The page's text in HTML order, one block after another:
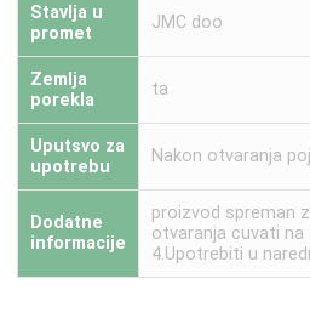
Stavlja u
promet
JMC doo
Zemlja
porekla
ta
Uputsvo za
upotrebu
Nakon otvaranja
Dodatne
informacije
proizvod spreman
otvaranja cuvati
4.Upotrebiti u